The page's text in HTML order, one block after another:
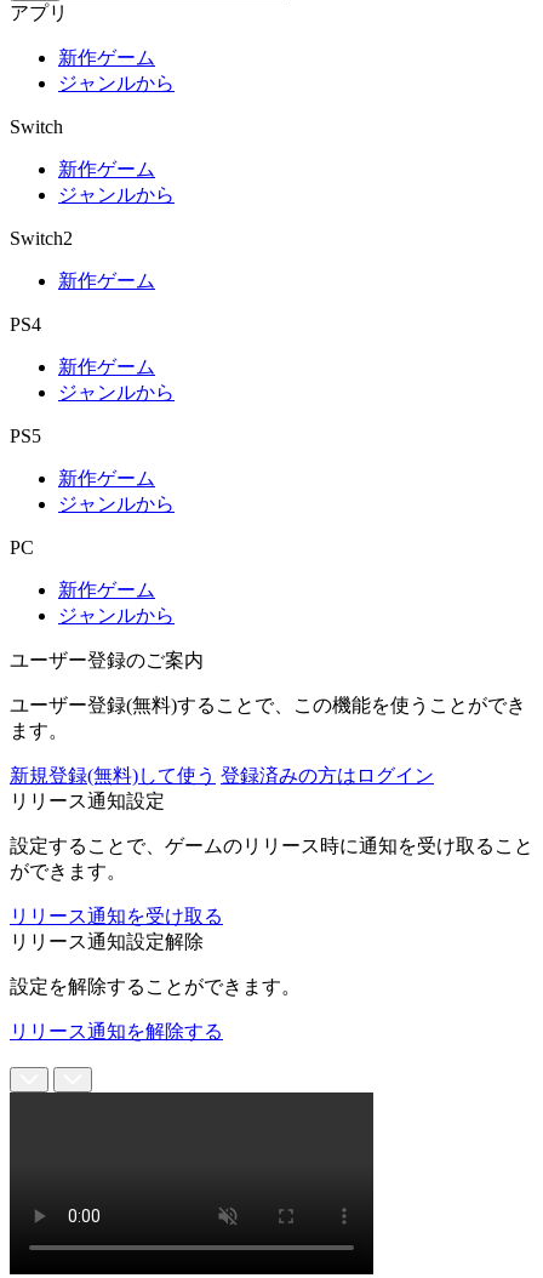
アプリ
新作ゲーム
ジャンルから
Switch
新作ゲーム
ジャンルから
Switch2
新作ゲーム
PS4
新作ゲーム
ジャンルから
PS5
新作ゲーム
ジャンルから
PC
新作ゲーム
ジャンルから
ユーザー登録のご案内
ユーザー登録(無料)することで、この機能を使うことができ
ます。
新規登録(無料)して使う 登録済みの方はログイン
リリース通知設定
設定することで、ゲームのリリース時に通知を受け取ること
ができます。
リリース通知を受け取る
リリース通知設定解除
設定を解除することができます。
リリース通知を解除する